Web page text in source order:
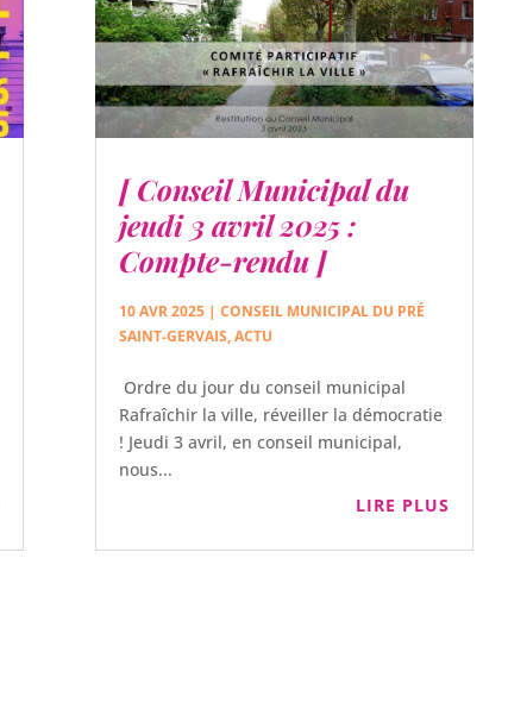
[ Conseil Municipal du
jeudi 3 avril 2025 :
Compte-rendu ]
10 AVR 2025| CONSEIL MUNICIPAL DU PRÉ
SAINT-GERVAIS,ACTU
Ordre du jour du conseil municipal
Rafraîchir la ville, réveiller la démocratie
! Jeudi 3 avril, en conseil municipal,
nous...
LIRE PLUS